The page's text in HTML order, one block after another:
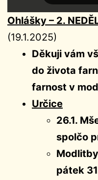
Ohlášky – 2.
(19.1.2025)
Děkuji vám
do života
farnost v
Určice
26.1.
spolčo
pátek